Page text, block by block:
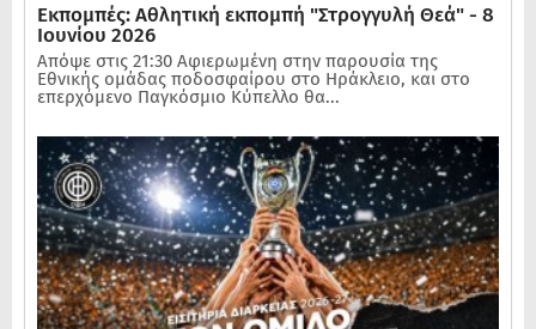
Εκπομπές: Αθλητική εκπομπή "Στρογγυλή Θεά" - 8
Ιουνίου 2026
Απόψε στις 21:30 Αφιερωμένη στην παρουσία της
Εθνικής ομάδας ποδοσφαίρου στο Ηράκλειο, και στο
επερχόμενο Παγκόσμιο Κύπελλο θα...